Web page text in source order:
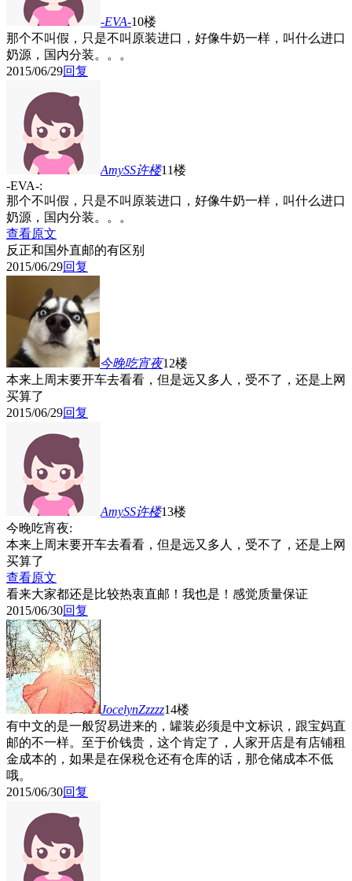
-EVA-10楼
那个不叫假，只是不叫原装进口，好像牛奶一样，叫什么进口
奶源，国内分装。。。
2015/06/29回复
AmySS许楼11楼
-EVA-:
那个不叫假，只是不叫原装进口，好像牛奶一样，叫什么进口
奶源，国内分装。。。
查看原文
反正和国外直邮的有区别
2015/06/29回复
今晚吃宵夜12楼
本来上周末要开车去看看，但是远又多人，受不了，还是上网
买算了
2015/06/29回复
AmySS许楼13楼
今晚吃宵夜:
本来上周末要开车去看看，但是远又多人，受不了，还是上网
买算了
查看原文
看来大家都还是比较热衷直邮！我也是！感觉质量保证
2015/06/30回复
JocelynZzzzz14楼
有中文的是一般贸易进来的，罐装必须是中文标识，跟宝妈直
邮的不一样。至于价钱贵，这个肯定了，人家开店是有店铺租
金成本的，如果是在保税仓还有仓库的话，那仓储成本不低
哦。
2015/06/30回复